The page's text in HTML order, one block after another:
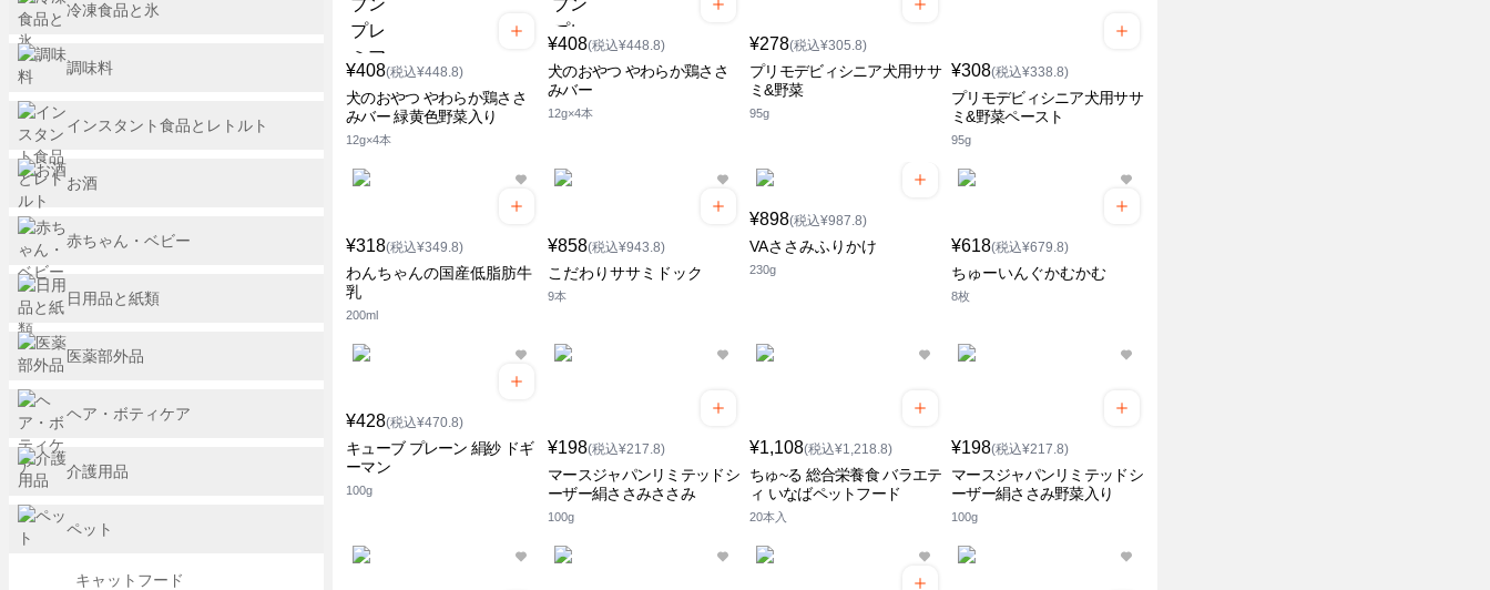
¥408(税込¥448.8)
犬のおやつ やわらか鶏ささ
みバー 緑黄色野菜入り
12g×4本
¥408(税込¥448.8)
犬のおやつ やわらか鶏ささ
みバー
12g×4本
¥278(税込¥305.8)
プリモデビィシニア犬用ササ
ミ&野菜
95g
¥308(税込¥338.8)
プリモデビィシニア犬用ササ
ミ&野菜ペースト
95g
¥318(税込¥349.8)
わんちゃんの国産低脂肪牛
乳
200ml
¥858(税込¥943.8)
こだわりササミドック
9本
¥898(税込¥987.8)
VAささみふりかけ
230g
¥618(税込¥679.8)
ちゅーいんぐかむかむ
8枚
¥428(税込¥470.8)
キューブ プレーン 絹紗 ドギ
ーマン
100g
¥198(税込¥217.8)
マースジャパンリミテッドシ
ーザー絹ささみささみ
100g
¥1,108(税込¥1,218.8)
ちゅ~る 総合栄養食 バラエテ
ィ いなばペットフード
20本入
¥198(税込¥217.8)
マースジャパンリミテッドシ
ーザー絹ささみ野菜入り
100g
冷凍食品と氷
調味料
インスタント食品とレトルト
お酒
赤ちゃん・ベビー
日用品と紙類
医薬部外品
ヘア・ボティケア
介護用品
ペット
キャットフード